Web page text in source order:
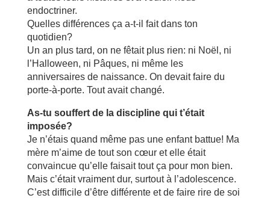
endoctriner.
Quelles différences ça a-t-il fait dans ton
quotidien?
Un an plus tard, on ne fêtait plus rien: ni Noël, ni
l’Halloween, ni Pâques, ni même les
anniversaires de naissance. On devait faire du
porte-à-porte. Tout avait changé.
As-tu souffert de la discipline qui t’était
imposée?
Je n’étais quand même pas une enfant battue! Ma
mère m’aime de tout son cœur et elle était
convaincue qu’elle faisait tout ça pour mon bien.
Mais c’était vraiment dur, surtout à l’adolescence.
C’est difficile d’être différente et de faire rire de soi